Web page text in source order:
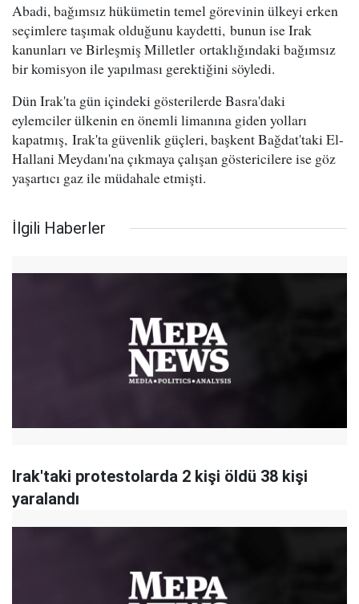
Abadi, bağımsız hükümetin temel görevinin ülkeyi erken
seçimlere taşımak olduğunu kaydetti, bunun ise Irak
kanunları ve Birleşmiş Milletler ortaklığındaki bağımsız
bir komisyon ile yapılması gerektiğini söyledi.
Dün Irak'ta gün içindeki gösterilerde Basra'daki
eylemciler ülkenin en önemli limanına giden yolları
kapatmış, Irak'ta güvenlik güçleri, başkent Bağdat'taki El-
Hallani Meydanı'na çıkmaya çalışan göstericilere ise göz
yaşartıcı gaz ile müdahale etmişti.
İlgili Haberler
Irak'taki protestolarda 2 kişi öldü 38 kişi
yaralandı